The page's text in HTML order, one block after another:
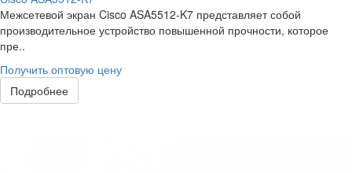
Межсетевой экран Cisco ASA5512-K7 представляет собой
производительное устройство повышенной прочности, которое
пре..
Получить оптовую цену
Подробнее